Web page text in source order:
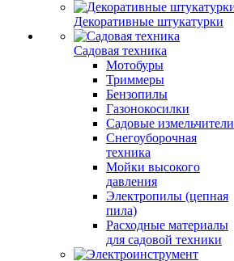
Декоративные штукатурки
Садовая техника
Мотобуры
Триммеры
Бензопилы
Газонокосилки
Садовые измельчители
Снегоуборочная
техника
Мойки высокого
давления
Электропилы (цепная
пила)
Расходные материалы
для садовой техники